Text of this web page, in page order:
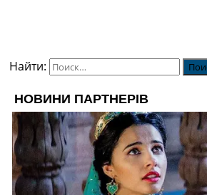
Найти: